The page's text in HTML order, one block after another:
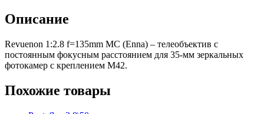
Описание
Revuenon 1:2.8 f=135mm MC (Enna) – телеобъектив с
постоянным фокусным расстоянием для 35-мм зеркальных
фотокамер с креплением М42.
Похожие товары